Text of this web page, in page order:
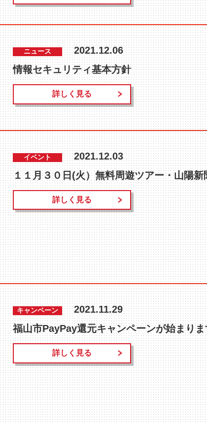
ニュース
2021.12.06
情報セキュリティ基本方針
詳しく見る
イベント
2021.12.03
１１月３０日(火）無料周遊ツアー・山陽
詳しく見る
キャンペーン
2021.11.29
福山市PayPay還元キャンペーンが始まりま
詳しく見る